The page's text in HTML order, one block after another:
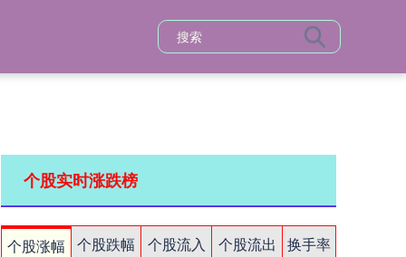
个股实时涨跌榜
个股涨幅 个股跌幅 个股流入 个股流出
换手率